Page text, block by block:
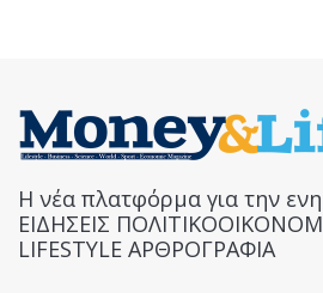
Η νέα πλατφόρμα για την
ΕΙΔΗΣΕΙΣ
LIFESTYLE ΑΡΘΡΟΓΡΑΦΙΑ